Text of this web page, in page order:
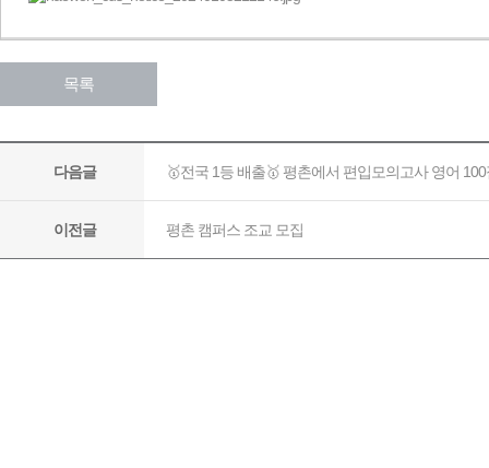
목록
다음글 🥇전국 1등 배출🥇 평촌에서 편입모의고사 영어
이전글 평촌 캠퍼스 조교 모집